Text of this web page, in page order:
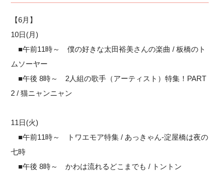
【6月】
10日(月)
■午前11時～ 僕の好きな太田裕美さんの楽曲 / 板橋のト
ムソーヤー
■午後 8時～ 2人組の歌手（アーティスト）特集！PART
2 / 猫ニャンニャン
11日(火)
■午前11時～ トワエモア特集 / あっきゃん-淀屋橋は夜の
七時
■午後 8時～ かわは流れるどこまでも / トントン